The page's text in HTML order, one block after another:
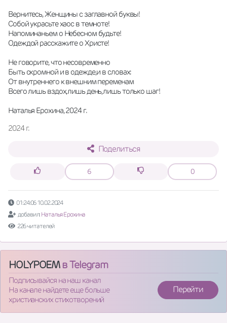
Вернитесь, Женщины с заглавной буквы!
Собой украсьте хаос в темноте!
Напоминаньем о Небесном будьте!
Одеждой расскажите о Христе!
Не говорите, что несовременно
Быть скромной и в одежде,и в словах:
От внутреннего к внешним переменам
Всего лишь вздох,лишь день,лишь только шаг!
Наталья Ерохина, 2024 г.
2024 г.
Поделиться
6 0
01:24:06 10.02.2024
добавил: Наталья Ерохина
226 читателей
HOLYPOEMв Telegram
Подписывайся на наш канал
На канале найдете еще больше
христианских стихотворений
Перейти